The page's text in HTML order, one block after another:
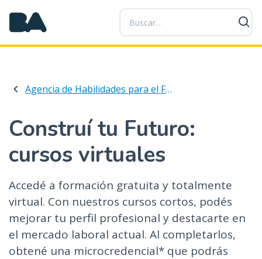
P
a
s
a
l
o
t
e
i
d
o
p
r
Agencia de Habilidades para el Futuro
Construí tu Futuro:
cursos virtuales
Accedé a formación gratuita y totalmente
virtual. Con nuestros cursos cortos, podés
mejorar tu perfil profesional y destacarte en
el mercado laboral actual. Al completarlos,
obtené una microcredencial* que podrás